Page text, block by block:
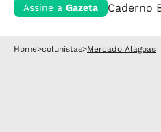
Assine a Gazeta Caderno
Home>colunistas>Mercado Alagoas